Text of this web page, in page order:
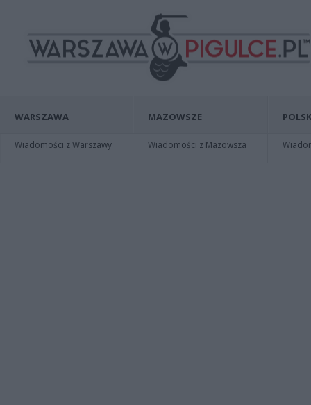
WARSZAWA
Wiadomości z Warszawy
MAZOWSZE
Wiadomości z Mazowsza